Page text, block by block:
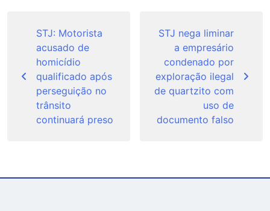
Post
STJ: Motorista
acusado de
homicídio
qualificado após
perseguição no
trânsito
continuará preso
STJ nega liminar
a empresário
condenado por
exploração ilegal
de quartzito com
uso de
documento falso